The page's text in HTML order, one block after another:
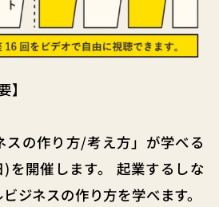
】
スの作り方/考え方」が学べる
を開催します。 起業するしな
ジネスの作り方を学べます。